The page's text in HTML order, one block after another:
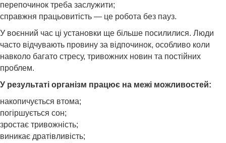
перепочинок треба заслужити;
справжня працьовитість — це робота без пауз.
У воєнний час ці установки ще більше посилилися. Люди
часто відчувають провину за відпочинок, особливо коли
навколо багато стресу, тривожних новин та постійних
проблем.
У результаті організм працює на межі можливостей:
накопичується втома;
погіршується сон;
зростає тривожність;
виникає дратівливість;